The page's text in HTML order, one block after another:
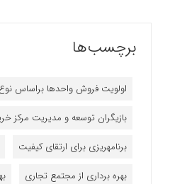
برچسب‌ها
اولویت فروش واحدها براساس نوع
بازیگران توسعه و مدیریت مرکز
برنامه‎ریزی برای ارتقای کیفیت
بهره برداری از مجتمع تجاری